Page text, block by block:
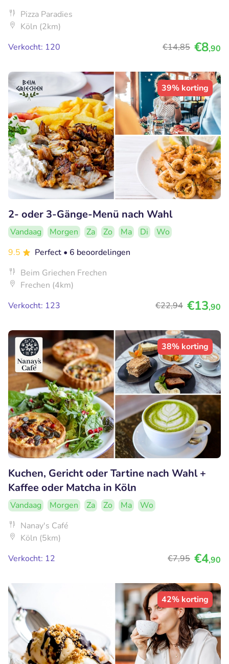
Pizza Paradies
Köln (2km)
Verkocht: 120
€14,85 €8,90
39% korting
2- oder 3-Gänge-Menü nach Wahl
Vandaag Morgen Za Zo Ma Di
Wo
9.5
Perfect • 6 beoordelingen
Beim Griechen Frechen
Frechen (4km)
Verkocht: 123
€22,94 €13,90
38% korting
Kuchen, Gericht oder Tartine nach Wahl +
Kaffee oder Matcha in Köln
Vandaag Morgen Za Zo Ma
Wo
Nanay's Café
Köln (5km)
Verkocht: 12
€7,95 €4,90
42% korting